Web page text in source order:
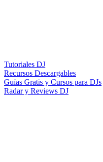
Tutoriales DJ
Recursos Descargables
Guías Gratis y Cursos para DJs
Radar y Reviews DJ